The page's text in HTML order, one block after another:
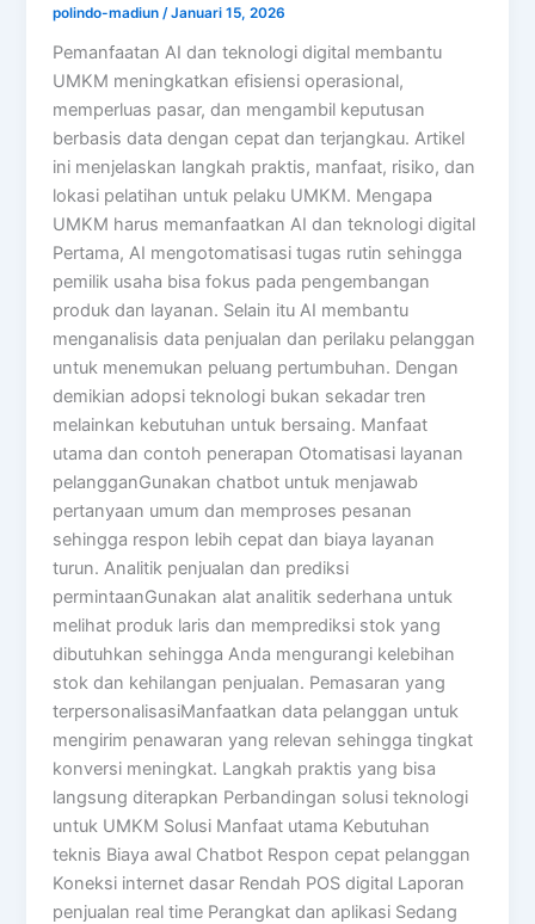
polindo-madiun /Januari 15, 2026
Pemanfaatan AI dan teknologi digital membantu
UMKM meningkatkan efisiensi operasional,
memperluas pasar, dan mengambil keputusan
berbasis data dengan cepat dan terjangkau. Artikel
ini menjelaskan langkah praktis, manfaat, risiko, dan
lokasi pelatihan untuk pelaku UMKM. Mengapa
UMKM harus memanfaatkan AI dan teknologi digital
Pertama, AI mengotomatisasi tugas rutin sehingga
pemilik usaha bisa fokus pada pengembangan
produk dan layanan. Selain itu AI membantu
menganalisis data penjualan dan perilaku pelanggan
untuk menemukan peluang pertumbuhan. Dengan
demikian adopsi teknologi bukan sekadar tren
melainkan kebutuhan untuk bersaing. Manfaat
utama dan contoh penerapan Otomatisasi layanan
pelangganGunakan chatbot untuk menjawab
pertanyaan umum dan memproses pesanan
sehingga respon lebih cepat dan biaya layanan
turun. Analitik penjualan dan prediksi
permintaanGunakan alat analitik sederhana untuk
melihat produk laris dan memprediksi stok yang
dibutuhkan sehingga Anda mengurangi kelebihan
stok dan kehilangan penjualan. Pemasaran yang
terpersonalisasiManfaatkan data pelanggan untuk
mengirim penawaran yang relevan sehingga tingkat
konversi meningkat. Langkah praktis yang bisa
langsung diterapkan Perbandingan solusi teknologi
untuk UMKM Solusi Manfaat utama Kebutuhan
teknis Biaya awal Chatbot Respon cepat pelanggan
Koneksi internet dasar Rendah POS digital Laporan
penjualan real time Perangkat dan aplikasi Sedang